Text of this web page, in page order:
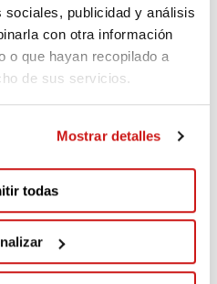
publicidad y análisis
con otra información
o que hayan recopilado a
de sus servicios.
Mostrar detalles
todas